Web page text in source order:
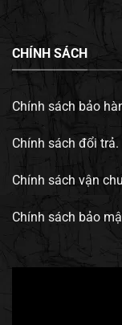
CHÍNH SÁCH
Chính sách bảo
Chính sách đổi trả.
Chính sách vận
Chính sách bảo